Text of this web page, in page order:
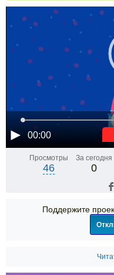
00:00
Просмотры
46
За сегодня
0
Поддержите